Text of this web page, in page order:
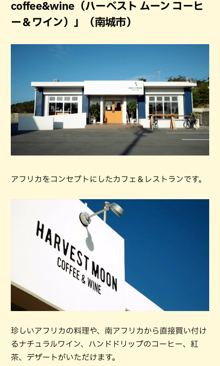
coffee&wine（ハーベスト ムーン コーヒ
ー＆ワイン）」（南城市）
アフリカをコンセプトにしたカフェ＆レストランです。
珍しいアフリカの料理や、南アフリカから直接買い付け
るナチュラルワイン、ハンドドリップのコーヒー、紅
茶、デザートがいただけます。